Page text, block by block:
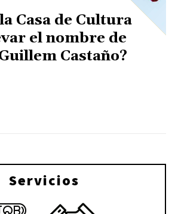
Casa de Cultura
el nombre de
Castaño?
Servicios